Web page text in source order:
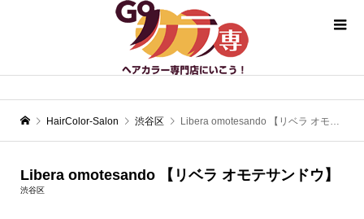
HairColor-Salon 渋谷区 Libera omotesando 【リベラ オモテサンドウ】
Libera omotesando 【リベラ オモテサンドウ】
渋谷区